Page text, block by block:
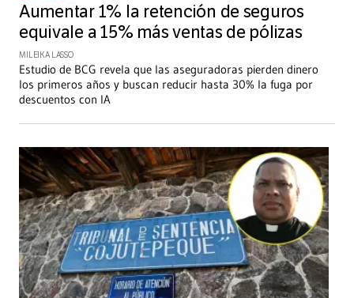
Aumentar 1% la retención de seguros
equivale a 15% más ventas de pólizas
MILEIKA LASSO
Estudio de BCG revela que las aseguradoras pierden dinero
los primeros años y buscan reducir hasta 30% la fuga por
descuentos con IA